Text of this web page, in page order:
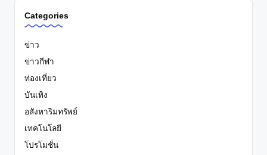
Categories
ข่าว
ข่าวกีฬา
ท่องเที่ยว
บันเทิง
อสังหาริมทรัพย์
เทคโนโลยี
โปรโมชั่น